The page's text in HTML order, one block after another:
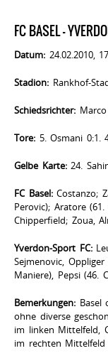
FC BASEL -
Datum: 24.02.2010,
Stadion: Rankhof-
Schiedsrichter:
Tore: 5. Osmani 0:1.
Gelbe Karte:24.
FC Basel:Costanzo;
Perovic); Aratore
Chipperfield; Zoua,
Yverdon-Sport FC:
Sejmenovic,
Maniere), Pepsi (46.
Bemerkungen: Basel
ohne diverse
im linken Mittelfeld,
im rechten